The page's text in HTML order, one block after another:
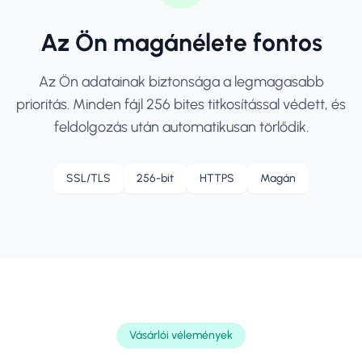
Az Ön magánélete fontos
Az Ön adatainak biztonsága a legmagasabb
prioritás. Minden fájl 256 bites titkosítással védett, és
feldolgozás után automatikusan törlődik.
SSL/TLS 256-bit HTTPS Magán
Vásárlói vélemények